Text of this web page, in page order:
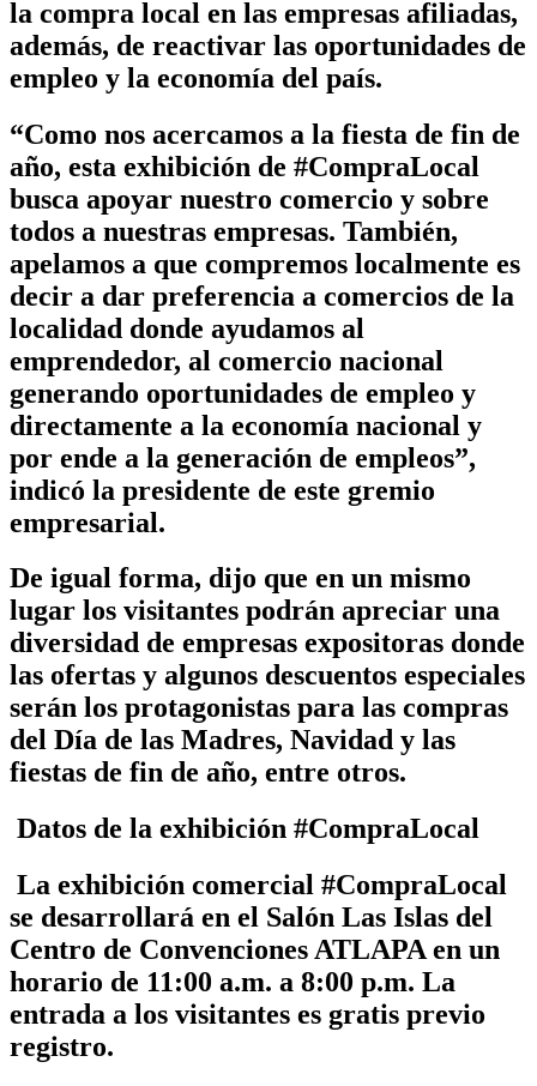
la compra local en las empresas afiliadas,
además, de reactivar las oportunidades de
empleo y la economía del país.
“Como nos acercamos a la fiesta de fin de
año, esta exhibición de #CompraLocal
busca apoyar nuestro comercio y sobre
todos a nuestras empresas. También,
apelamos a que compremos localmente es
decir a dar preferencia a comercios de la
localidad donde ayudamos al
emprendedor, al comercio nacional
generando oportunidades de empleo y
directamente a la economía nacional y
por ende a la generación de empleos”,
indicó la presidente de este gremio
empresarial.
De igual forma, dijo que en un mismo
lugar los visitantes podrán apreciar una
diversidad de empresas expositoras donde
las ofertas y algunos descuentos especiales
serán los protagonistas para las compras
del Día de las Madres, Navidad y las
fiestas de fin de año, entre otros.
Datos de la exhibición #CompraLocal
La exhibición comercial #CompraLocal
se desarrollará en el Salón Las Islas del
Centro de Convenciones ATLAPA en un
horario de 11:00 a.m. a 8:00 p.m. La
entrada a los visitantes es gratis previo
registro.